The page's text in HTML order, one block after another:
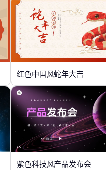
红色中国风蛇年大吉
紫色科技风产品发布会